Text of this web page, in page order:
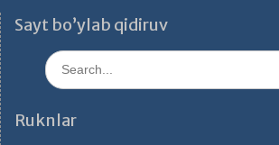
Sayt bo’ylab qidiruv
Search
for:
Ruknlar